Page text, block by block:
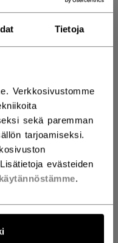
Tietoja
Verkkosivustomme
sekä paremman
tarjoamiseksi.
evästeiden
.
palautus